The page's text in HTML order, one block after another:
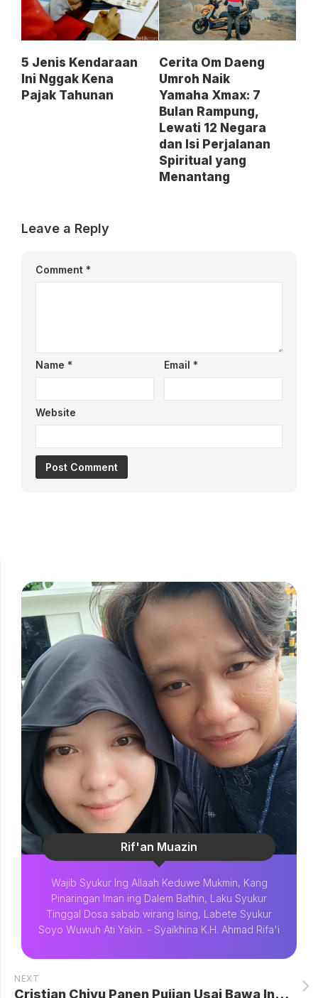
5 Jenis Kendaraan
Ini Nggak Kena
Pajak Tahunan
Cerita Om Daeng
Umroh Naik
Yamaha Xmax: 7
Bulan Rampung,
Lewati 12 Negara
dan Isi Perjalanan
Spiritual yang
Menantang
Leave a Reply
Comment *
Name * Email *
Website
Rif'an Muazin
Wajib Syukur Ing Allaah Keduwe Mukmin, Kang
Pinaringan Iman ing Dalem Bathin, Laku Syukur
Tinggal Dosa sabab wirang Ising, Labete Syukur
Soyo Wuwuh Ati Yakin. - Syaikhina K.H. Ahmad Rifa'i
NEXT
Cristian Chivu Panen Pujian Usai Bawa Inter Milan Raih Double Winner